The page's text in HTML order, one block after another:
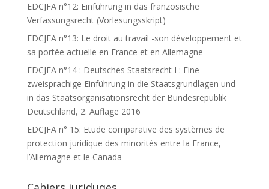
EDCJFA n°12: Einführung in das französische
Verfassungsrecht (Vorlesungsskript)
EDCJFA n°13: Le droit au travail -son développement et
sa portée actuelle en France et en Allemagne-
EDCJFA n°14 : Deutsches Staatsrecht I : Eine
zweisprachige Einführung in die Staatsgrundlagen und
in das Staatsorganisationsrecht der Bundesrepublik
Deutschland, 2. Auflage 2016
EDCJFA n° 15: Etude comparative des systèmes de
protection juridique des minorités entre la France,
l’Allemagne et le Canada